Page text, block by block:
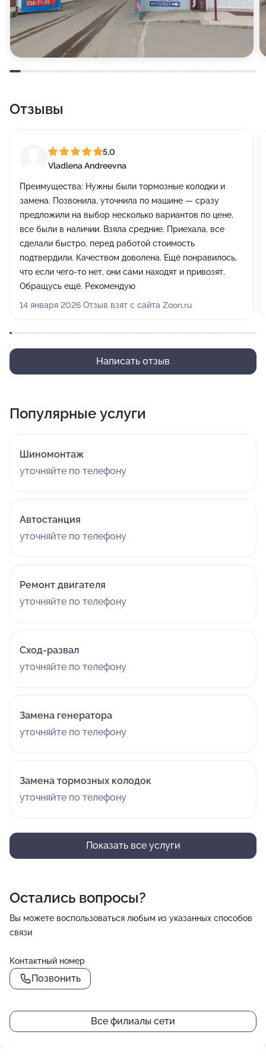
Отзывы
5,0
Vladlena Andreevna
Преимущества: Нужны были тормозные колодки и
замена. Позвонила, уточнила по машине — сразу
предложили на выбор несколько вариантов по цене,
все были в наличии. Взяла средние. Приехала, все
сделали быстро, перед работой стоимость
подтвердили. Качеством доволена. Ещё понравилось,
что если чего-то нет, они сами находят и привозят.
Обращусь ещё. Рекомендую
14 января 2026 Отзыв взят с сайта Zoon.ru
Написать отзыв
Популярные услуги
Шиномонтаж
уточняйте по телефону
Автостанция
уточняйте по телефону
Ремонт двигателя
уточняйте по телефону
Сход-развал
уточняйте по телефону
Замена генератора
уточняйте по телефону
Замена тормозных колодок
уточняйте по телефону
Показать все услуги
Остались вопросы?
Вы можете воспользоваться любым из указанных способов
связи
Контактный номер
Позвонить
Все филиалы сети